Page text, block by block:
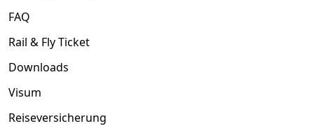
FAQ
Rail & Fly Ticket
Downloads
Visum
Reiseversicherung